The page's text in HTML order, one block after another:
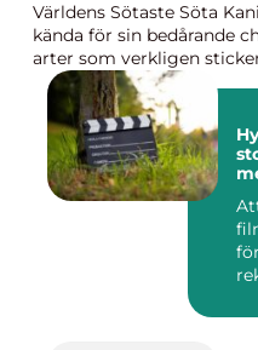
Världens Sötaste Söta
kända för sin bedårande
arter som verkligen